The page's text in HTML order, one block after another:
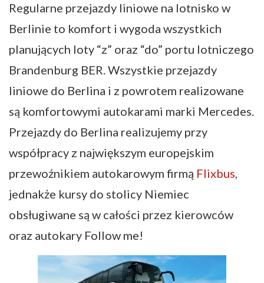
Regularne przejazdy liniowe na lotnisko w
Berlinie to komfort i wygoda wszystkich
planujących loty “z” oraz “do” portu lotniczego
Brandenburg BER. Wszystkie przejazdy
liniowe do Berlina i z powrotem realizowane
są komfortowymi autokarami marki Mercedes.
Przejazdy do Berlina realizujemy przy
współpracy z największym europejskim
przewoźnikiem autokarowym firmą Flixbus,
jednakże kursy do stolicy Niemiec
obsługiwane są w całości przez kierowców
oraz autokary Follow me!